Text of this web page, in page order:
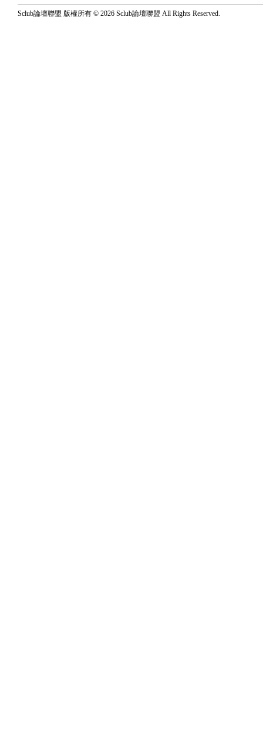
Sclub論壇聯盟 版權所有 © 2026 Sclub論壇聯盟 All Rights Reserved.